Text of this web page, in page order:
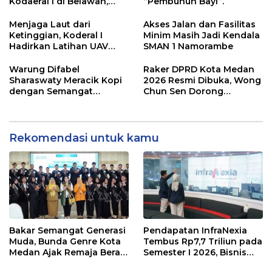
Operasional
Menjaga Laut dari
Ketinggian, Koderal I
Hadirkan Latihan UAV
Akses Jalan dan Fasilitas
Minim Masih Jadi Kendala
SMAN 1 Namorambe
Warung Difabel
Sharaswaty Meracik Kopi
dengan Semangat
Raker DPRD Kota Medan
2026 Resmi Dibuka, Wong
Chun Sen Dorong
Rekomendasi untuk kamu
Bakar Semangat Generasi
Muda, Bunda Genre Kota
Medan Ajak Remaja Berani
Pendapatan InfraNexia
Tembus Rp7,7 Triliun pada
Semester I 2026, Bisnis